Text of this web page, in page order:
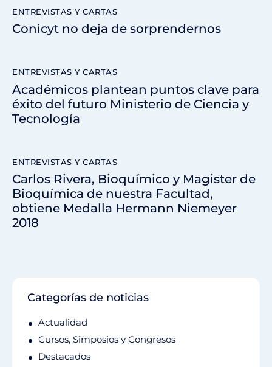
ENTREVISTAS Y CARTAS
Conicyt no deja de sorprendernos
ENTREVISTAS Y CARTAS
Académicos plantean puntos clave para
éxito del futuro Ministerio de Ciencia y
Tecnología
ENTREVISTAS Y CARTAS
Carlos Rivera, Bioquímico y Magister de
Bioquímica de nuestra Facultad,
obtiene Medalla Hermann Niemeyer
2018
Categorías de noticias
Actualidad
Cursos, Simposios y Congresos
Destacados